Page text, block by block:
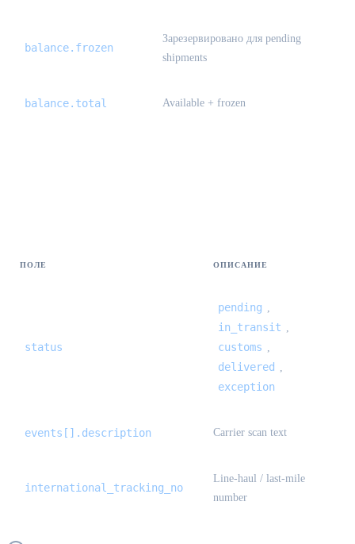
balance.frozen
Зарезервировано для pending
shipments
balance.total Available + frozen
ПОЛЕ ОПИСАНИЕ
status
pending
in_transit
customs
delivered
exception
events[].description Carrier scan text
international_tracking_no
Line-haul / last-mile
number